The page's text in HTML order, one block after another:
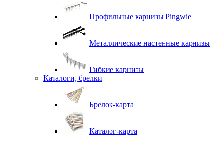
Профильные карнизы Pingwie
Металлические настенные карнизы
Гибкие карнизы
Каталоги, брелки
Брелок-карта
Каталог-карта